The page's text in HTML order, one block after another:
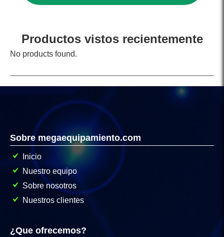
Productos vistos recientemente
No products found.
Sobre megaequipamiento.com
Inicio
Nuestro equipo
Sobre nosotros
Nuestros clientes
¿Que ofrecemos?